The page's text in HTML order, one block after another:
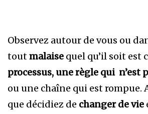
Observez autour de vous ou
toutmalaise quel qu’il soit est
processus, une règle qui n’est
ou une chaîne qui est rompue.
que décidiez de changer de vie